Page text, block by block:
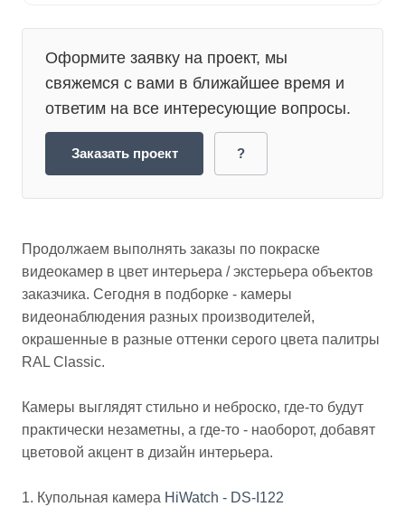
Оформите заявку на проект, мы
свяжемся с вами в ближайшее время и
ответим на все интересующие вопросы.
Заказать проект ?
Продолжаем выполнять заказы по покраске
видеокамер в цвет интерьера / экстерьера объектов
заказчика. Сегодня в подборке - камеры
видеонаблюдения разных производителей,
окрашенные в разные оттенки серого цвета палитры
RAL Classic.
Камеры выглядят стильно и неброско, где-то будут
практически незаметны, а где-то - наоборот, добавят
цветовой акцент в дизайн интерьера.
1. Купольная камера HiWatch - DS-I122